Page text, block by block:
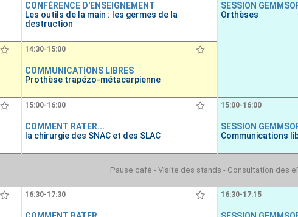
CONFÉRENCE D'ENSEIGNEMENT
Les outils de la main : les germes de la
destruction
SESSION
Orthèses
14:30-15:00
COMMUNICATIONS LIBRES
Prothèse trapézo-métacarpienne
15:00-16:00
COMMENT RATER...
la chirurgie des SNAC et des SLAC
15:00-16:00
SESSION
Communications
Pause café - Visite des stands - Consultation des
16:30-17:30 16:30-17:15